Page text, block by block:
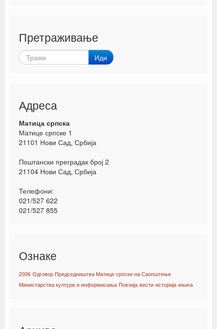
Претраживање
Иди
Адреса
Матица српска
Матице српске 1
21101 Нови Сад, Србија
Поштански преградак број 2
21104 Нови Сад, Србија
Телефони:
021/527 622
021/527 855
Ознаке
2006 Одговор Председништва Матице српске на Саопштење
Министарства културе и информисања Поезија вести историја књига